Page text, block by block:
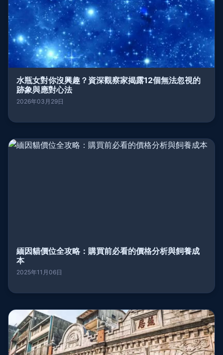
水瓶女對你沒興趣？資深觀察家揭露12個無法忽視的
跡象與應對心法
2026年03月29日
緬因貓價位全攻略：購買前必看的價格分析與飼養成
本
2025年11月06日